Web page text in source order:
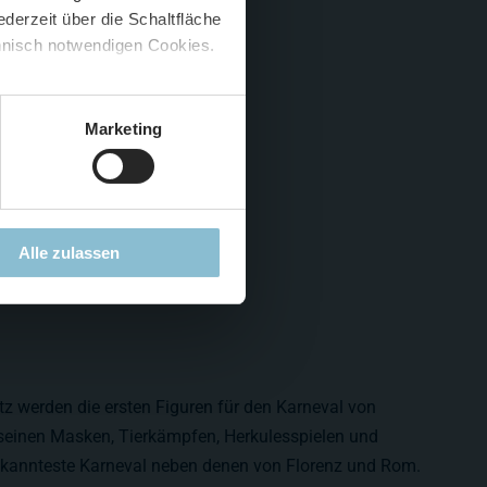
über die Schaltfläche
notwendigen Cookies.
Marketing
Alle zulassen
werden die ersten Figuren für den Karneval von
Masken, Tierkämpfen, Herkulesspielen und
Karneval neben denen von Florenz und Rom.